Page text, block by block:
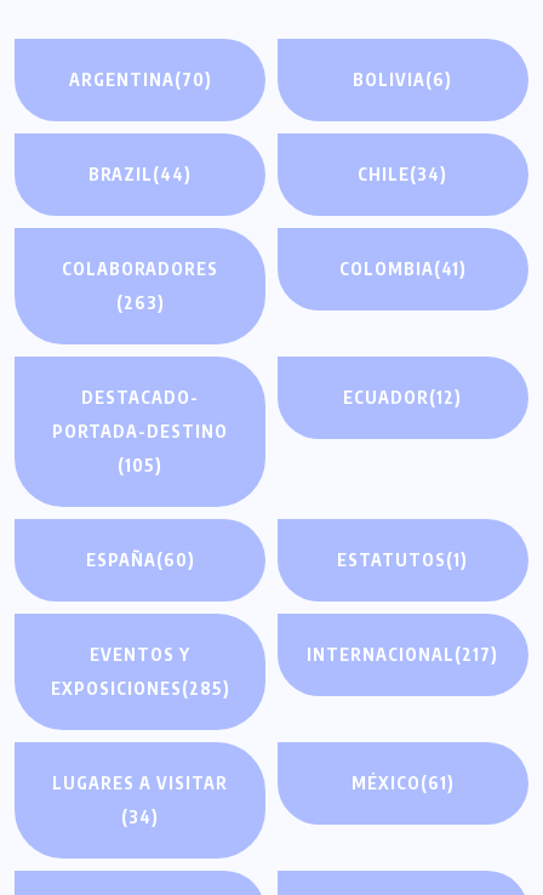
ARGENTINA(70) BOLIVIA(6)
BRAZIL(44) CHILE(34)
COLABORADORES
(263)
COLOMBIA(41)
DESTACADO-
PORTADA-DESTINO
(105)
ECUADOR(12)
ESPAÑA(60) ESTATUTOS(1)
EVENTOS Y
EXPOSICIONES(285)
INTERNACIONAL(217)
LUGARES A VISITAR
(34)
MÉXICO(61)